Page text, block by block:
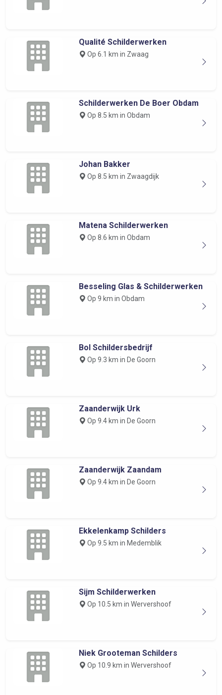
Qualité Schilderwerken
Op 6.1 km in Zwaag
Schilderwerken De Boer Obdam
Op 8.5 km in Obdam
Johan Bakker
Op 8.5 km in Zwaagdijk
Matena Schilderwerken
Op 8.6 km in Obdam
Besseling Glas & Schilderwerken
Op 9 km in Obdam
Bol Schildersbedrijf
Op 9.3 km in De Goorn
Zaanderwijk Urk
Op 9.4 km in De Goorn
Zaanderwijk Zaandam
Op 9.4 km in De Goorn
Ekkelenkamp Schilders
Op 9.5 km in Medemblik
Sijm Schilderwerken
Op 10.5 km in Wervershoof
Niek Grooteman Schilders
Op 10.9 km in Wervershoof